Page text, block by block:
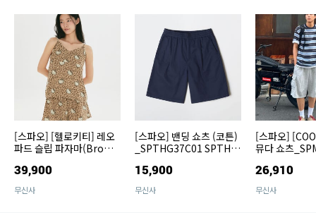
[스파오] [헬로키티] 레오
파드 슬립 파자마(Brow
G37U02
39,900
무신사
[스파오] 밴딩 쇼츠 (코튼)
_SPTHG37C01 SPTHG
15,900
무신사
[스파오]
뮤다 쇼츠
26,910
무신사